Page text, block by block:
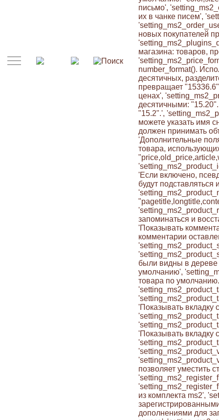
письмо',
их в чанке писем',
новых покупателей
магазина: товаров,
number_format().
десятичных,
превращает
ценах',
десятичными:
"15.2".',
можете указать имя
должен принимать
'Дополнительные
товара,
'Если включено,
будут
запоминаться и
'Показывать
комментарии
были видны в дереве
умолчанию',
товара по
'Показывать вкладку
'Показывать вкладку
позволяет уместить
из комплекта ms2',
дополнениями для